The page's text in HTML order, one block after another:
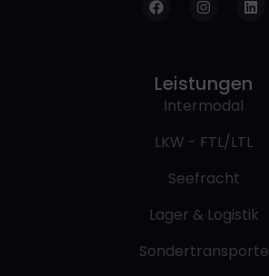
Leistungen
Intermodal
LKW - FTL/LTL
Seefracht
Lager & Logistik
Sondertransporte